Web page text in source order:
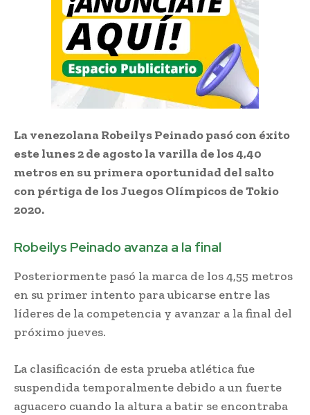
La venezolana Robeilys Peinado pasó con éxito
este lunes 2 de agosto la varilla de los 4,40
metros en su primera oportunidad del salto
con pértiga de los Juegos Olímpicos de Tokio
2020.
Robeilys Peinado avanza a la final
Posteriormente pasó la marca de los 4,55 metros
en su primer intento para ubicarse entre las
líderes de la competencia y avanzar a la final del
próximo jueves.
La clasificación de esta prueba atlética fue
suspendida temporalmente debido a un fuerte
aguacero cuando la altura a batir se encontraba